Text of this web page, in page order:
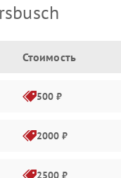
Стоимость
500 ₽
2000 ₽
2500 ₽